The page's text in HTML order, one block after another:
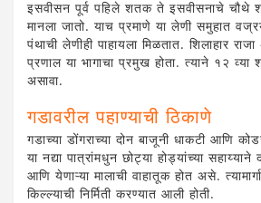
इसवीसन पूर्व पहिले शतक ते इसवीसनाचे चौथे
मानला जातो. याच प्रमाणे या लेणी समुहात
पंथाची लेणीही पाहायला मिळतात. शिलाहार
प्रणाल या भागाचा प्रमुख होता. त्याने १२ व्या
असावा.
गडावरील पहाण्याची ठिकाणे
गडाच्या डोंगराच्या दोन बाजूनी धाकटी आणि
या नद्या पात्रांमधुन छोट्या होड्यांच्या सहाय्याने
आणि येणाऱ्या मालाची वाहातूक होत असे.
किल्ल्याची निर्मिती करण्यात आली होती.